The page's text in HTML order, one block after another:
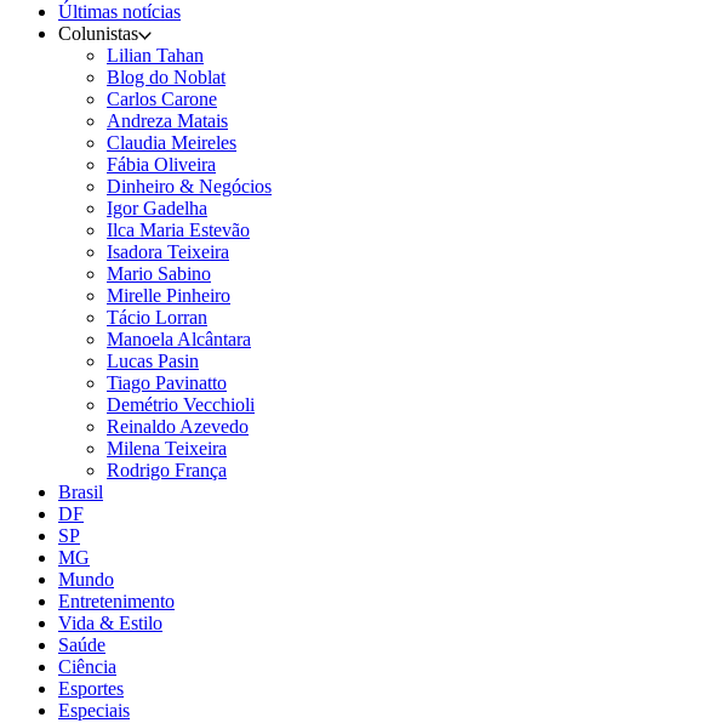
Últimas notícias
Colunistas
Lilian Tahan
Blog do Noblat
Carlos Carone
Andreza Matais
Claudia Meireles
Fábia Oliveira
Dinheiro & Negócios
Igor Gadelha
Ilca Maria Estevão
Isadora Teixeira
Mario Sabino
Mirelle Pinheiro
Tácio Lorran
Manoela Alcântara
Lucas Pasin
Tiago Pavinatto
Demétrio Vecchioli
Reinaldo Azevedo
Milena Teixeira
Rodrigo França
Brasil
DF
SP
MG
Mundo
Entretenimento
Vida & Estilo
Saúde
Ciência
Esportes
Especiais